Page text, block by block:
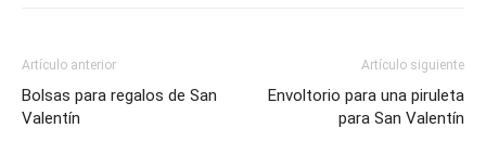
Artículo anterior
Bolsas para regalos de San
Valentín
Artículo siguiente
Envoltorio para una piruleta
para San Valentín